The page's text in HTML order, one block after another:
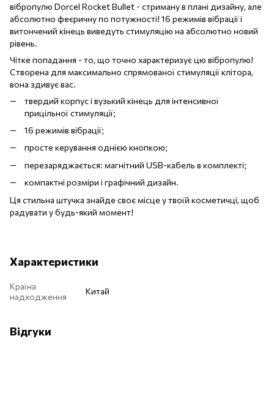
вібропулю Dorcel Rocket Bullet - стриману в плані дизайну, але
абсолютно феєричну по потужності! 16 режимів вібрації і
витончений кінець виведуть стимуляцію на абсолютно новий
рівень.
Чітке попадання - то, що точно характеризує цю вібропулю!
Створена для максимально спрямованої стимуляції клітора,
вона здивує вас.
твердий корпус і вузький кінець для інтенсивної
прицільної стимуляції;
16 режимів вібрації;
просте керування однією кнопкою;
перезаряджається: магнітний USB-кабель в комплекті;
компактні розміри і графічний дизайн.
Ця стильна штучка знайде своє місце у твоїй косметичці, щоб
радувати у будь-який момент!
Характеристики
Країна
надходження
Китай
Відгуки